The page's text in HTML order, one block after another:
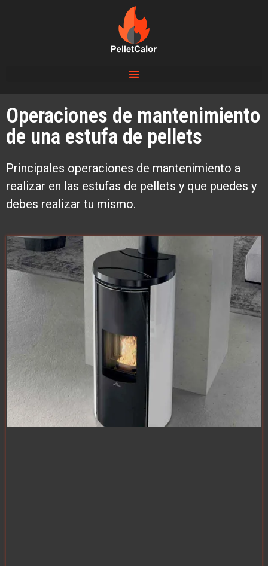
Operaciones de mantenimiento
de una estufa de pellets
Principales operaciones de mantenimiento a
realizar en las estufas de pellets y que puedes y
debes realizar tu mismo.